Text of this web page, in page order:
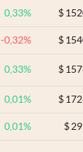
0,33% $
-0,32% $
0,33% $
0,01% $
0,01% $